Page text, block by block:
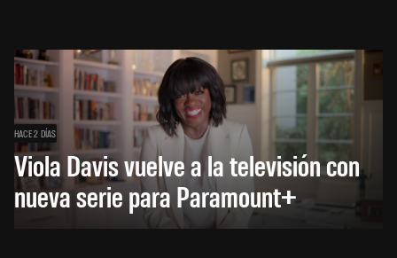
HACE 2 DÍAS
Viola Davis vuelve a la televisión con
nueva serie para Paramount+